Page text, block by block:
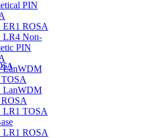
PIN
ER1 ROSA
LR4 Non-
PIN
LanWDM
LanWDM
LR1 TOSA
LR1 ROSA